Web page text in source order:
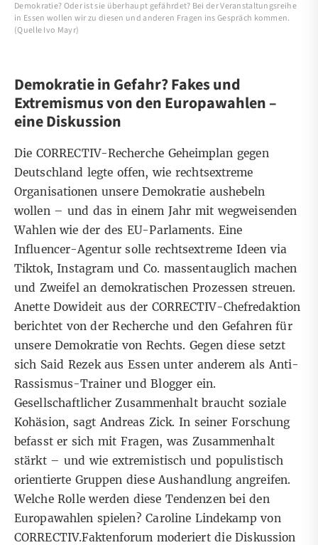
Demokratie? Oder ist sie überhaupt gefährdet? Bei der Veranstaltungsreihe
in Essen wollen wir zu diesen und anderen Fragen ins Gespräch kommen.
(Quelle Ivo Mayr)
Demokratie in Gefahr? Fakes und
Extremismus von den Europawahlen –
eine Diskussion
Die CORRECTIV-Recherche Geheimplan gegen
Deutschland legte offen, wie rechtsextreme
Organisationen unsere Demokratie aushebeln
wollen – und das in einem Jahr mit wegweisenden
Wahlen wie der des EU-Parlaments. Eine
Influencer-Agentur solle rechtsextreme Ideen via
Tiktok, Instagram und Co. massentauglich machen
und Zweifel an demokratischen Prozessen streuen.
Anette Dowideit aus der CORRECTIV-Chefredaktion
berichtet von der Recherche und den Gefahren für
unsere Demokratie von Rechts. Gegen diese setzt
sich Said Rezek aus Essen unter anderem als Anti-
Rassismus-Trainer und Blogger ein.
Gesellschaftlicher Zusammenhalt braucht soziale
Kohäsion, sagt Andreas Zick. In seiner Forschung
befasst er sich mit Fragen, was Zusammenhalt
stärkt – und wie extremistisch und populistisch
orientierte Gruppen diese Aushandlung angreifen.
Welche Rolle werden diese Tendenzen bei den
Europawahlen spielen?Caroline Lindekamp von
CORRECTIV.Faktenforum moderiert die Diskussion